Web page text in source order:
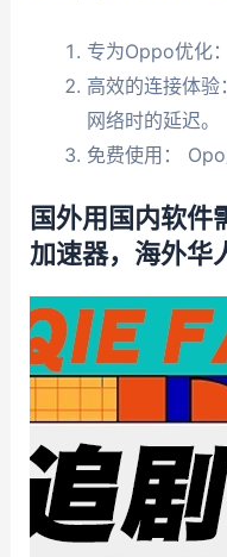
专为Oppo优化
高效的连接体
网络时的延迟。
免费使用：
国外用国内软件
加速器，海外华